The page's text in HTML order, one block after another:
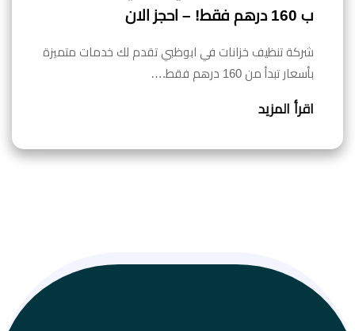
ب 160 درهم فقط! – احجز الان
شركة تنظيف خزانات في ابوظبي تقدم لك خدمات متميزة
بأسعار تبدأ من 160 درهم فقط.…
اقرأ المزيد